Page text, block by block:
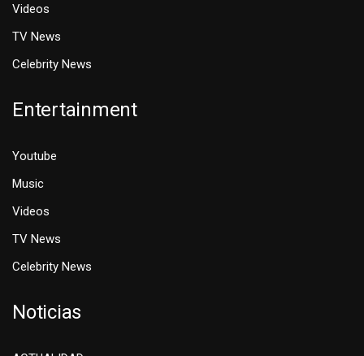
Videos
TV News
Celebrity News
Entertainment
Youtube
Music
Videos
TV News
Celebrity News
Noticias